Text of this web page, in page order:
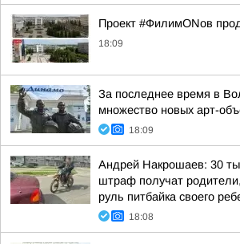
Проект #ФилимONов
18:09
За последнее время в
множество новых арт-
18:09
Андрей Накрошаев: 30
штраф получат
руль питбайка своего
18:08